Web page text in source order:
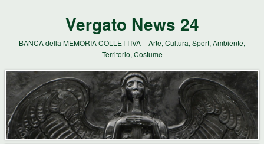
Vergato News 24
BANCA della MEMORIA COLLETTIVA – Arte, Cultura, Sport, Ambiente,
Territorio, Costume